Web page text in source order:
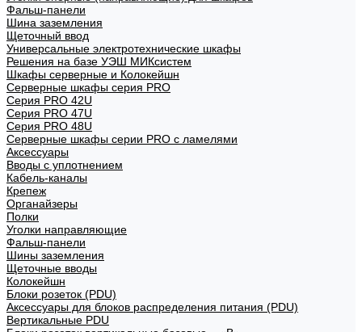
Фальш-панели
Шина заземления
Щеточный ввод
Универсальные электротехнические шкафы
Решения на базе УЭШ МИКсистем
Шкафы серверные и Колокейшн
Серверные шкафы серия PRO
Серия PRO 42U
Серия PRO 47U
Серия PRO 48U
Серверные шкафы серии PRO с ламелями
Аксессуары
Вводы с уплотнением
Кабель-каналы
Крепеж
Органайзеры
Полки
Уголки направляющие
Фальш-панели
Шины заземления
Щеточные вводы
Колокейшн
Блоки розеток (PDU)
Аксессуары для блоков распределения питания (PDU)
Вертикальные PDU